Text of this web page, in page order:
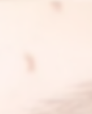
ドブロウリフト